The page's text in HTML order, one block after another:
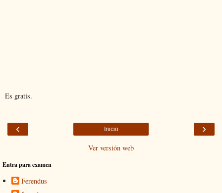
Es gratis.
‹ ›
Inicio
Ver versión web
Entra para examen
Ferendus